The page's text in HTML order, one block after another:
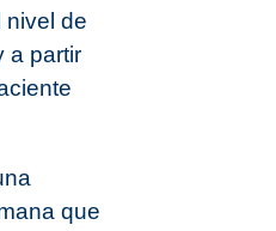
nivel de
a partir
que